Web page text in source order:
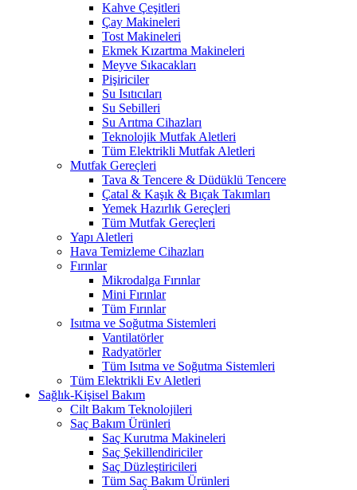
Kahve Çeşitleri
Çay Makineleri
Tost Makineleri
Ekmek Kızartma Makineleri
Meyve Sıkacakları
Pişiriciler
Su Isıtıcıları
Su Sebilleri
Su Arıtma Cihazları
Teknolojik Mutfak Aletleri
Tüm Elektrikli Mutfak Aletleri
Mutfak Gereçleri
Tava & Tencere & Düdüklü Tencere
Çatal & Kaşık & Bıçak Takımları
Yemek Hazırlık Gereçleri
Tüm Mutfak Gereçleri
Yapı Aletleri
Hava Temizleme Cihazları
Fırınlar
Mikrodalga Fırınlar
Mini Fırınlar
Tüm Fırınlar
Isıtma ve Soğutma Sistemleri
Vantilatörler
Radyatörler
Tüm Isıtma ve Soğutma Sistemleri
Tüm Elektrikli Ev Aletleri
Sağlık-Kişisel Bakım
Cilt Bakım Teknolojileri
Saç Bakım Ürünleri
Saç Kurutma Makineleri
Saç Şekillendiriciler
Saç Düzleştiricileri
Tüm Saç Bakım Ürünleri